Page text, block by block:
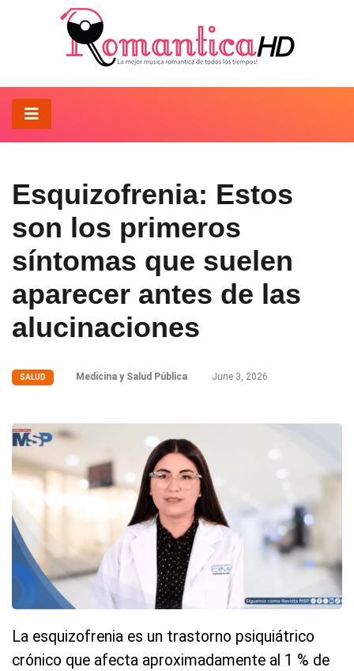
Esquizofrenia: Estos
son los primeros
síntomas que suelen
aparecer antes de las
alucinaciones
SALUD Medicina y Salud Pública June 3, 2026
La esquizofrenia es un trastorno psiquiátrico
crónico que afecta aproximadamente al 1 % de